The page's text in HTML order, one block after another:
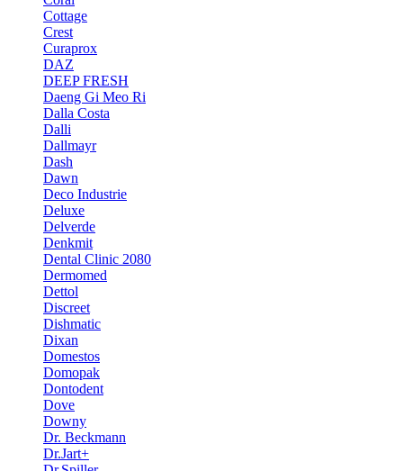
Cottage
Crest
Curaprox
DAZ
DEEP FRESH
Daeng Gi Meo Ri
Dalla Costa
Dalli
Dallmayr
Dash
Dawn
Deco Industrie
Deluxe
Delverde
Denkmit
Dental Clinic 2080
Dermomed
Dettol
Discreet
Dishmatic
Dixan
Domestos
Domopak
Dontodent
Dove
Downy
Dr. Beckmann
Dr.Jart+